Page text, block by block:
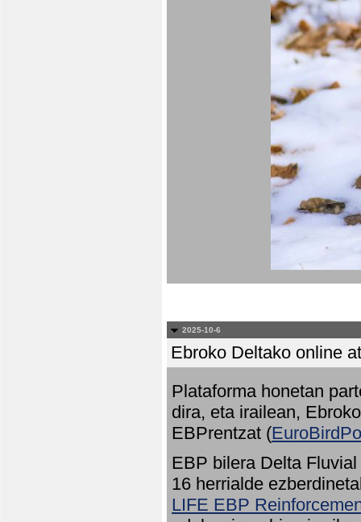
2025-10-6
Ebroko Deltako online
Plataforma honetan
dira, eta irailean,
EBPrentzat (
EBP bilera Delta
16 herrialde
LIFE EBP